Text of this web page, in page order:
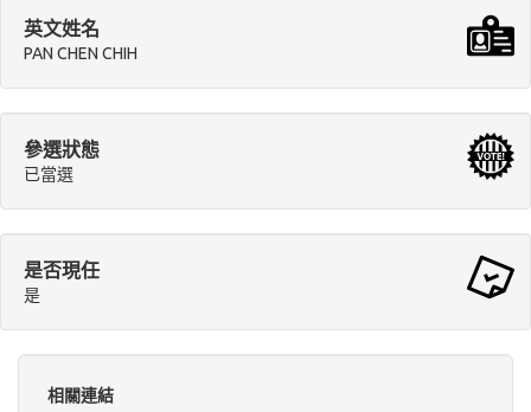
英文姓名
PAN CHEN CHIH
參選狀態
已當選
是否現任
是
相關連結